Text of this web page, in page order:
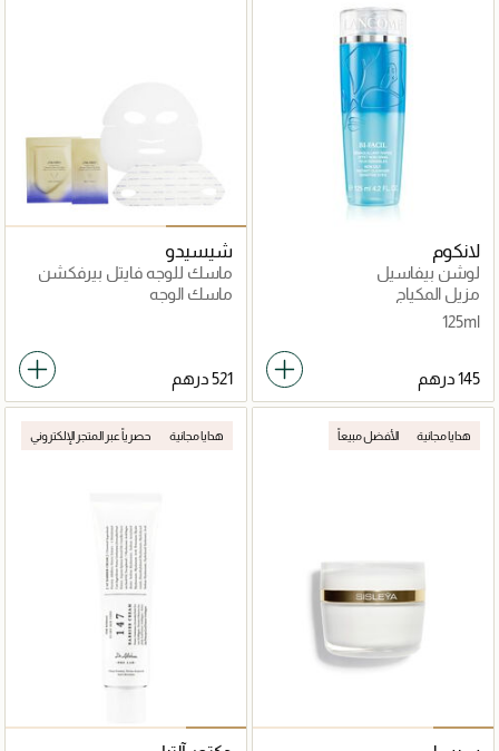
لانكوم
لوشن بيفاسيل
مزيل المكياج
125ml
شيسيدو
ماسك للوجه فايتل بيرفكشن
لإشراقة
ماسك الوجه
هدايا مجانية الأفضل مبيعاً هدايا مجانية حصرياً عبر المتجر الإلكتروني